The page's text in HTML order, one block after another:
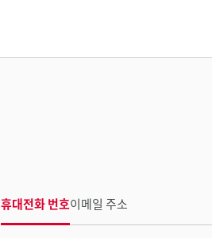
휴대전화 번호이메일 주소